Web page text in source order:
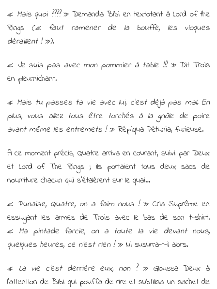
« Mais quoi ????» Demanda Bibi en textotant à Lord of the
Rings (« faut ramener de la bouffe, les vioques
déraillent !»).
« Je suis pas avec mon pommier à table !!!» Dit Trois
en pleurnichant.
« Mais tu passes ta vie avec lui, c’est déjà pas mal. En
plus, vous allez tous être torchés à la gnôle de poire
avant même les entremets !» Répliqua Pétunia, furieuse.
A ce moment précis, Quatre arriva en courant, suivi par Deux
et Lord of The Rings ; ils portaient tous deux sacs de
nourriture chacun qui s’étalèrent sur le quai…
« Punaise, Quatre, on a faim nous !» Cria Suprême en
essuyant les larmes de Trois avec le bas de son t-shirt.
« Ma pintade farcie, on a toute la vie devant nous,
quelques heures, ce n’est rien !» lui susurra-t-il alors.
« La vie c’est derrière eux, non ?» Gloussa Deux à
l’attention de Bibi qui pouffa de rire et subtilisa un sachet de